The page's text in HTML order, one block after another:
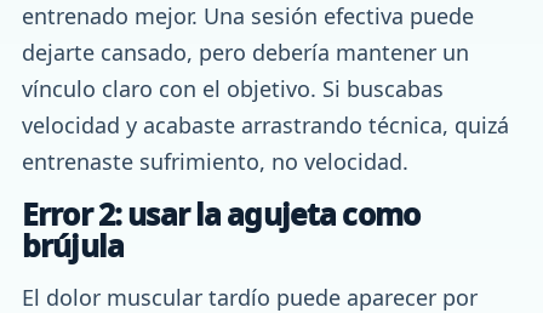
entrenado mejor. Una sesión efectiva puede
dejarte cansado, pero debería mantener un
vínculo claro con el objetivo. Si buscabas
velocidad y acabaste arrastrando técnica, quizá
entrenaste sufrimiento, no velocidad.
Error 2: usar la agujeta como
brújula
El dolor muscular tardío puede aparecer por